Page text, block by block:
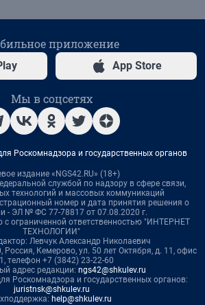
приложение
App Store
Мы в соцсетях
Роскомнадзора и государственных органов
издание «NGS42.RU» (18+)
службой по надзору в сфере связи,
технологий и массовых коммуникаций
номер и дата принятия решения о
- ЭЛ № ФС 77-78817 от 07.08.2020 г.
с ограниченной ответственностью "ИНТЕРНЕТ
ТЕХНОЛОГИИ"
Левчук Александр Николаевич
Россия, Кемерово, ул. 50 лет Октября, д. 11, офис
телефон +7 (3842) 23-22-60
адрес редакции: ngs42@shkulev.ru
Роскомнадзора и государственных органов:
juristnsk@shkulev.ru
help@shkulev.ru